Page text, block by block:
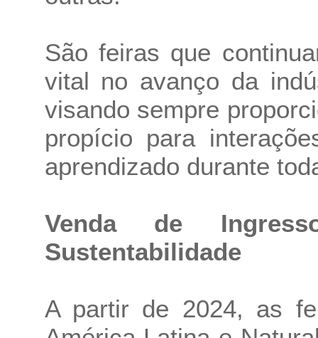
São feiras que
vital no avanço da
visando sempre
propício para
aprendizado durante
Venda de
Sustentabilidade
A partir de 2024, as